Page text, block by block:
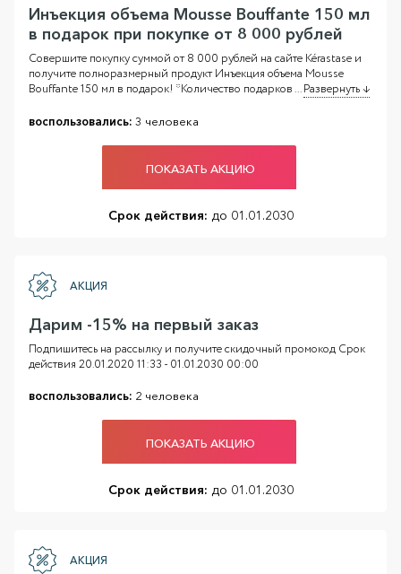
Инъекция объема Mousse Bouffante 150 мл
в подарок при покупке от 8 000 рублей
Совершите покупку суммой от 8 000 рублей на сайте Kérastase и
получите полноразмерный продукт Инъекция объема Mousse
Bouffante 150 мл в подарок! *Количество подарков...Развернуть ↓
воспользовались: 3 человека
ПОКАЗАТЬ АКЦИЮ
Срок действия: до 01.01.2030
АКЦИЯ
Дарим -15% на первый заказ
Подпишитесь на рассылку и получите скидочный промокод Срок
действия 20.01.2020 11:33 - 01.01.2030 00:00
воспользовались: 2 человека
ПОКАЗАТЬ АКЦИЮ
Срок действия: до 01.01.2030
АКЦИЯ